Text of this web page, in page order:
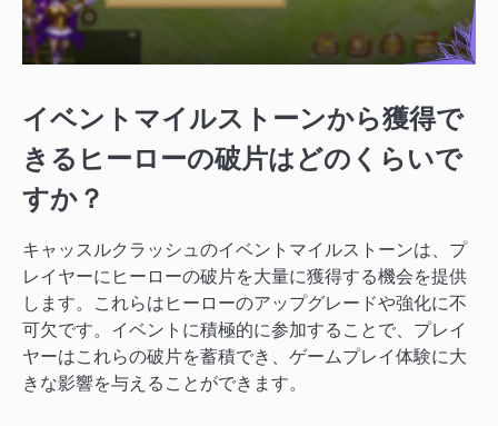
イベントマイルストーンから獲得で
きるヒーローの破片はどのくらいで
すか？
キャッスルクラッシュのイベントマイルストーンは、プ
レイヤーにヒーローの破片を大量に獲得する機会を提供
します。これらはヒーローのアップグレードや強化に不
可欠です。イベントに積極的に参加することで、プレイ
ヤーはこれらの破片を蓄積でき、ゲームプレイ体験に大
きな影響を与えることができます。